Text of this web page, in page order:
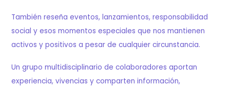
También reseña eventos, lanzamientos, responsabilidad
social y esos momentos especiales que nos mantienen
activos y positivos a pesar de cualquier circunstancia.
Un grupo multidisciplinario de colaboradores aportan
experiencia, vivencias y comparten información,